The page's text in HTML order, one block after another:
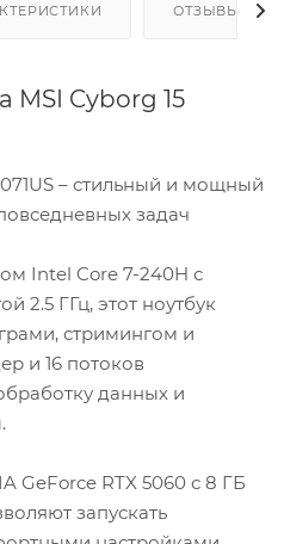
ОТЗЫВЫ
MSI Cyborg 15
– стильный и мощный
задач
Intel Core 7-240H с
2.5 ГГц, этот ноутбук
стримингом и
и 16 потоков
данных и
GeForce RTX 5060 с 8 ГБ
запускать